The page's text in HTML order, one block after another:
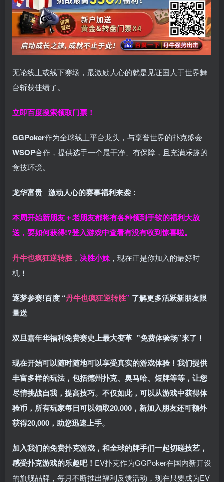
无论线上或线下赛场，最激励人心的就是见证国人于世界舞
台斩获佳绩了。
立即百度搜索领取门票！
GGPoker作为全球线上平台龙头，与享誉世界的扑克盛会
WSOP合作，提供选手一个最干净、有保障，且充满乐趣的
竞技环境。
龙华富贵 激动人心的赛事福利来袭：
本周开始新朋友＋老朋友都将有各种领到手软的福利大放
送，要如何获得!?登入游戏中查看有没有收到惊喜啦。
丹牛也疯狂逆转胜， 决胜小妹，现在正是你加入的最好时
机！
逐梦参赛!百度 “丹牛也疯狂逆转胜” 了解更多活跃新朋友限
量送
双旦嘉年华福利免费赛史上最大变革 ”免费体验场”来了！
现在开始可以随时随地可以享受真实的游戏体验！我们提供
丰富多样的玩法，包括德州扑克、奥马哈、短牌等等，让您
尽情挑战自我，提高技巧。不仅如此， 可以从游戏中获得体
验币，所有玩家每日可以领取20,000，新加入朋友还可额外
获得20,000，助您迅速上手。
加入我们的免费扑克游戏，和全球的牌手们一起切磋技艺，
感受扑克游戏的乐趣吧！ EV扑克作为GGPoker在国内新开设
的旗舰品牌，每月不断推出福利反馈活动，现在只要成为EV